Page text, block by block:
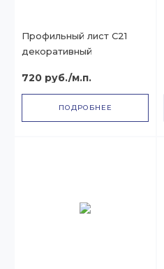
Профильный лист С21
декоративный
720 руб./м.п.
ПОДРОБНЕЕ